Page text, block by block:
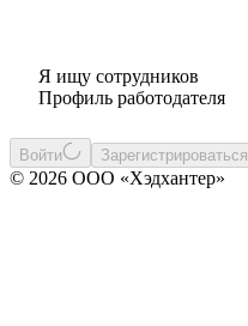
Я ищу сотрудников
Профиль работодателя
Войти Зарегистрироваться
© 2026 ООО «Хэдхантер»